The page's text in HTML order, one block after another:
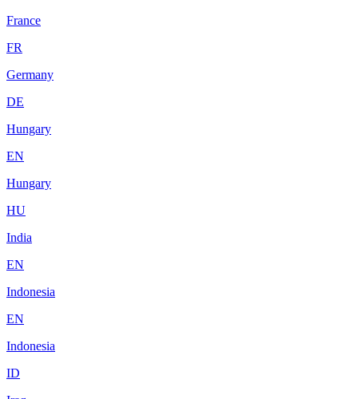
France
FR
Germany
DE
Hungary
EN
Hungary
HU
India
EN
Indonesia
EN
Indonesia
ID